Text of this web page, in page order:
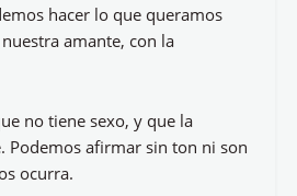
hacer lo que queramos
amante, con la
no tiene sexo, y que la
Podemos afirmar sin ton ni son
ocurra.